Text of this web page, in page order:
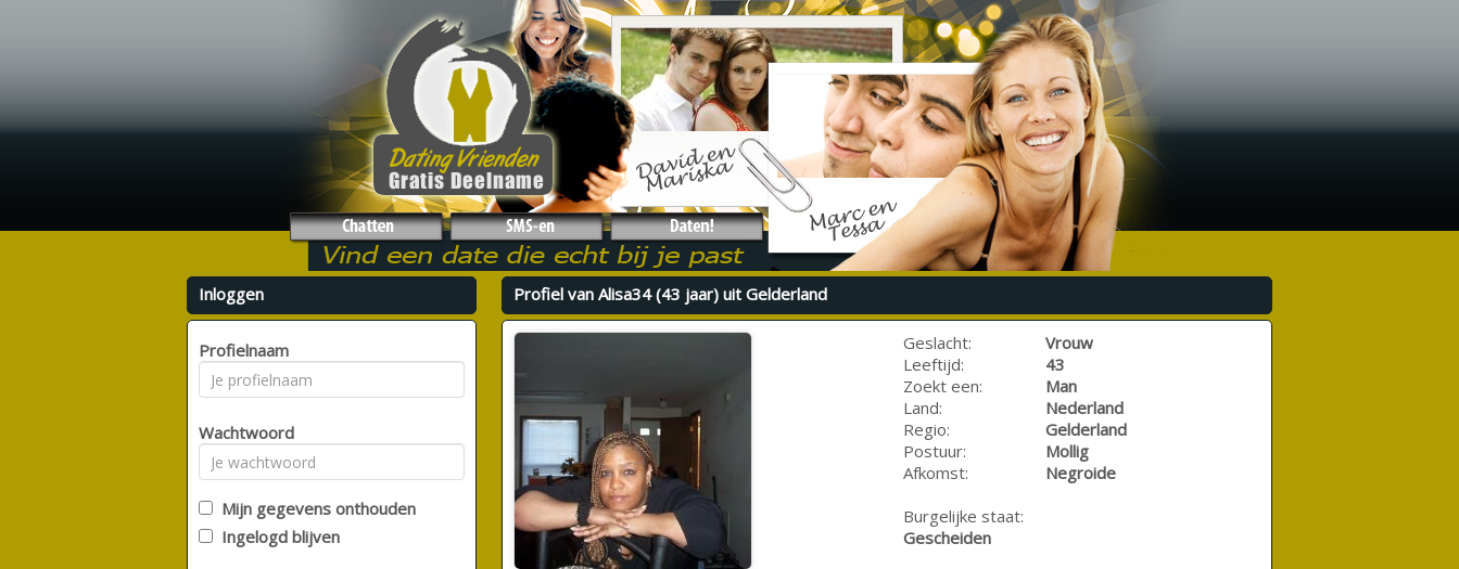
Profiel van Alisa34 (43 jaar) uit Gelderland
Geslacht:
Vrouw
Leeftijd:
43
Zoekt een:
Man
Land:
Nederland
Regio:
Gelderland
Postuur:
Mollig
Afkomst:
Negroide
Burgelijke staat:
Gescheiden
Inloggen
Profielnaam
Wachtwoord
Mijn gegevens onthouden
Ingelogd blijven